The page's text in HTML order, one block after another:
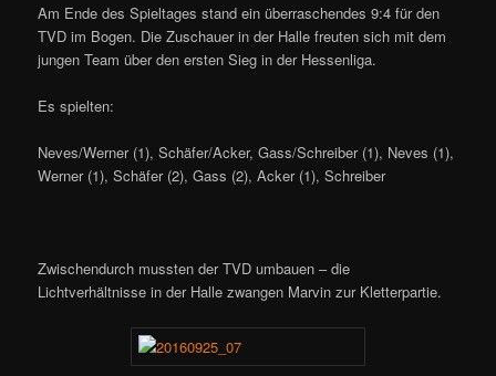
Am Ende des Spieltages stand ein überraschendes 9:4 für den
TVD im Bogen. Die Zuschauer in der Halle freuten sich mit dem
jungen Team über den ersten Sieg in der Hessenliga.
Es spielten:
Neves/Werner (1), Schäfer/Acker, Gass/Schreiber (1), Neves (1),
Werner (1), Schäfer (2), Gass (2), Acker (1), Schreiber
Zwischendurch mussten der TVD umbauen – die
Lichtverhältnisse in der Halle zwangen Marvin zur Kletterpartie.